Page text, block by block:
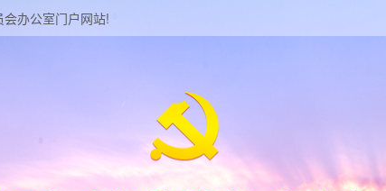
办公室门户网站!